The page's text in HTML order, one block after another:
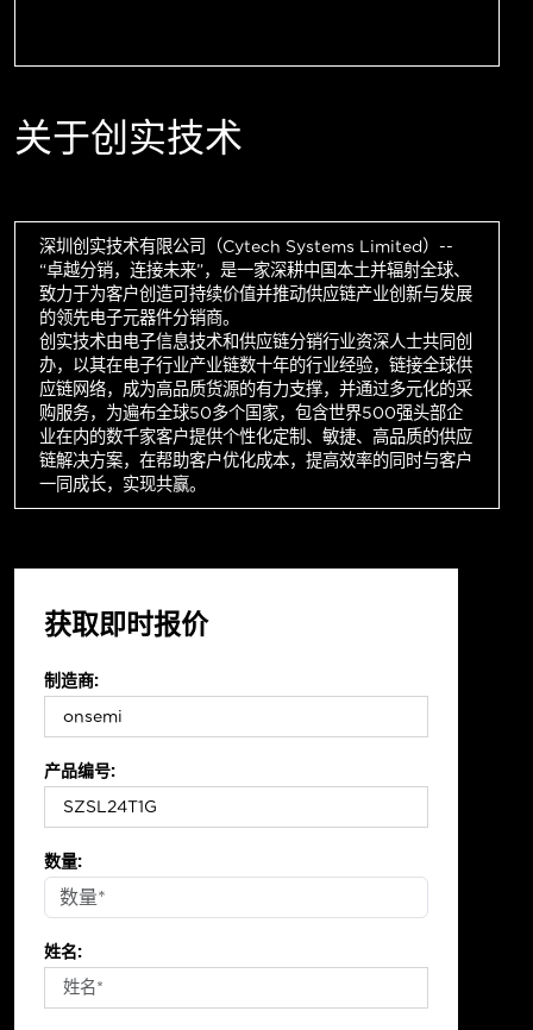
关于创实技术
深圳创实技术有限公司（Cytech Systems Limited）--
“卓越分销，连接未来”，是一家深耕中国本土并辐射全球、
致力于为客户创造可持续价值并推动供应链产业创新与发展
的领先电子元器件分销商。
创实技术由电子信息技术和供应链分销行业资深人士共同创
办，以其在电子行业产业链数十年的行业经验，链接全球供
应链网络，成为高品质货源的有力支撑，并通过多元化的采
购服务，为遍布全球50多个国家，包含世界500强头部企
业在内的数千家客户提供个性化定制、敏捷、高品质的供应
链解决方案，在帮助客户优化成本，提高效率的同时与客户
一同成长，实现共赢。
获取即时报价
制造商:
产品编号:
数量:
姓名: